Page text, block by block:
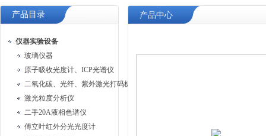
产品目录
仪器实验设备
玻璃仪器
原子吸收光度计、ICP光谱仪
二氧化碳、光纤、紫外激光打码机、油墨喷码机
激光粒度分析仪
二手20A液相色谱仪
傅立叶红外分光光度计
产品中心